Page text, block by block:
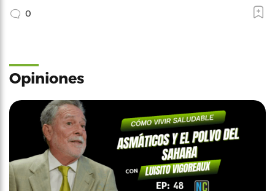
0
Opiniones